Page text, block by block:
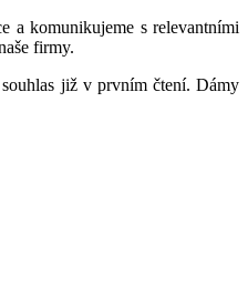
a komunikujeme s relevantními
firmy.
již v prvním čtení. Dámy